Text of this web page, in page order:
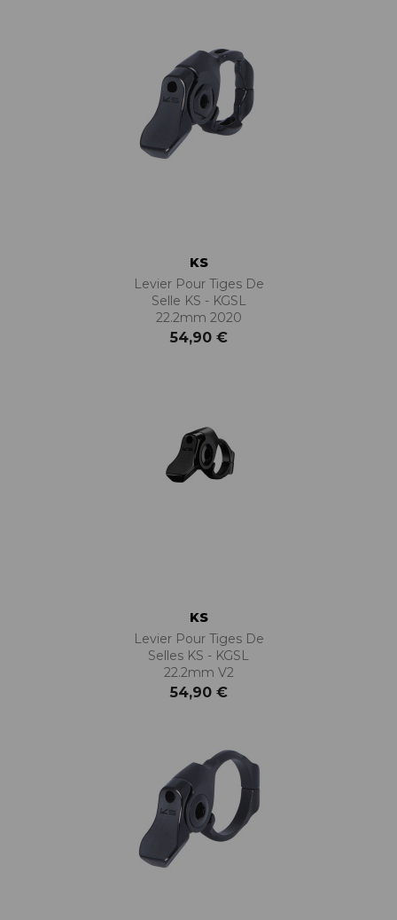
KS
Levier Pour Tiges De
Selle KS - KGSL
22.2mm 2020
54,90 €
KS
Levier Pour Tiges De
Selles KS - KGSL
22.2mm V2
54,90 €